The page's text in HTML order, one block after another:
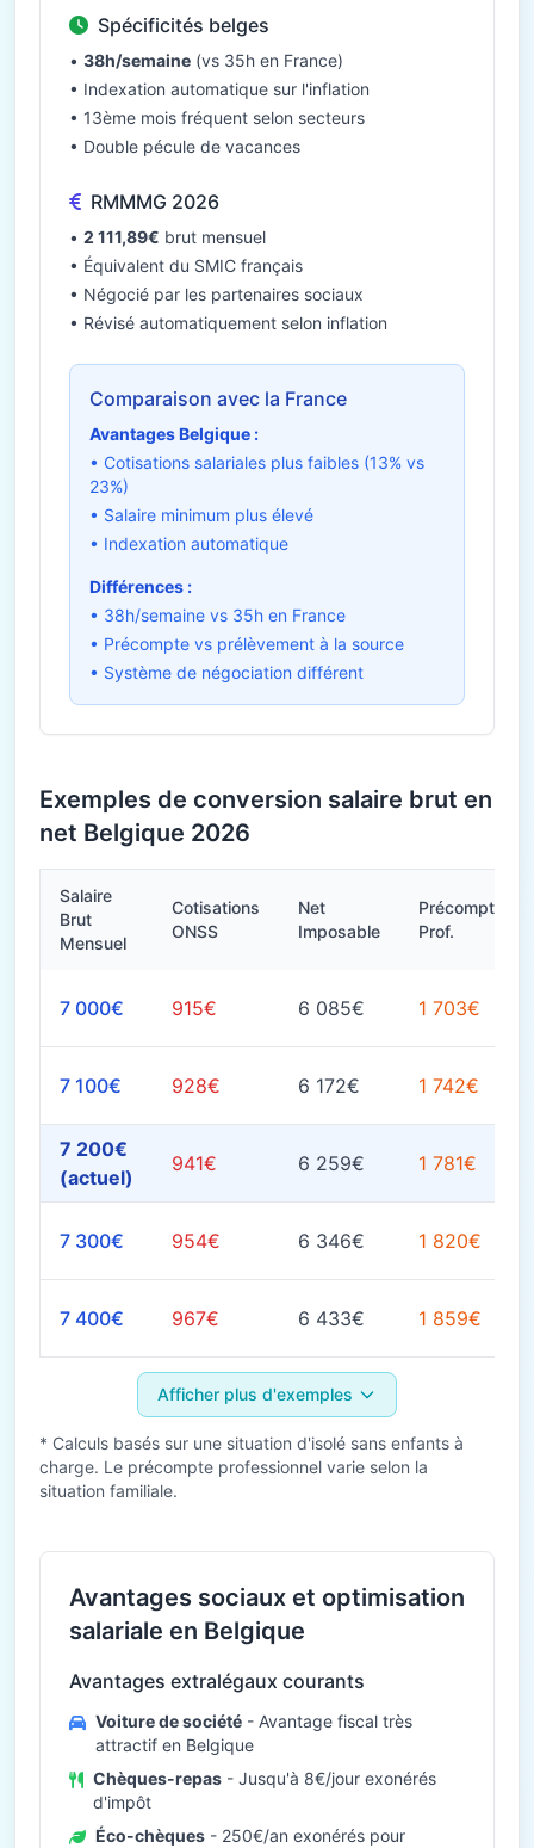
Spécificités belges
• 38h/semaine (vs 35h en France)
• Indexation automatique sur l'inflation
• 13ème mois fréquent selon secteurs
• Double pécule de vacances
RMMMG 2026
• 2 111,89€ brut mensuel
• Équivalent du SMIC français
• Négocié par les partenaires sociaux
• Révisé automatiquement selon inflation
Comparaison avec la France
Avantages Belgique :
• Cotisations salariales plus faibles (13% vs
23%)
• Salaire minimum plus élevé
• Indexation automatique
Différences :
• 38h/semaine vs 35h en France
• Précompte vs prélèvement à la source
• Système de négociation différent
Exemples de conversion salaire brut en
net Belgique 2026
Salaire
Brut
Mensuel
Cotisations
ONSS
Net
Imposable
Précompte
Prof.
7 000€ 915€ 6 085€ 1 703€
7 100€ 928€ 6 172€ 1 742€
7 200€
(actuel)
941€ 6 259€ 1 781€
7 300€ 954€ 6 346€ 1 820€
7 400€ 967€ 6 433€ 1 859€
Afficher plus d'exemples
* Calculs basés sur une situation d'isolé sans enfants à
charge. Le précompte professionnel varie selon la
situation familiale.
Avantages sociaux et optimisation
salariale en Belgique
Avantages extralégaux courants
Voiture de société - Avantage fiscal très
attractif en Belgique
Chèques-repas - Jusqu'à 8€/jour exonérés
d'impôt
Éco-chèques - 250€/an exonérés pour